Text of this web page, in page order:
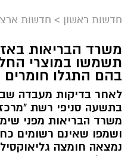
חדשות ראשון > חדשות
משרד הבריאות
תשמשו במוצרי
בהם התגלו
לאחר בדיקות מעבדה
בתשעה סניפי רשת
משרד הבריאות מפני
ושמפו שאינם רשומים
נמצאה חומצה